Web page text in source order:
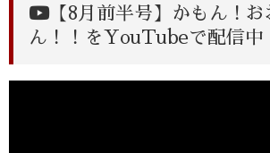
【8月前半号】
かもん！お
ん！！をYouTubeで配信中